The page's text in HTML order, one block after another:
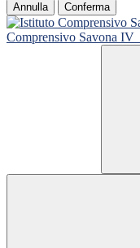
Annulla Conferma
Comprensivo Savona IV